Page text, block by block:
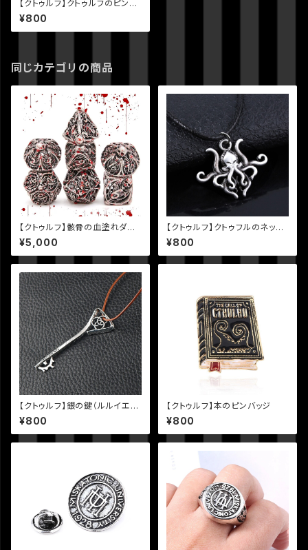
【クトゥルフ】クトゥルフのピンバ
ッジ
¥800
同じカテゴリの商品
【クトゥルフ】骸骨の血塗れダイ
スセット
¥5,000
【クトゥルフ】クトゥフルのネック
レス
¥800
【クトゥルフ】銀の鍵（ルルイエ・
ヨグ＝ソトース）ネックレス
¥800
【クトゥルフ】本のピンバッジ
¥800